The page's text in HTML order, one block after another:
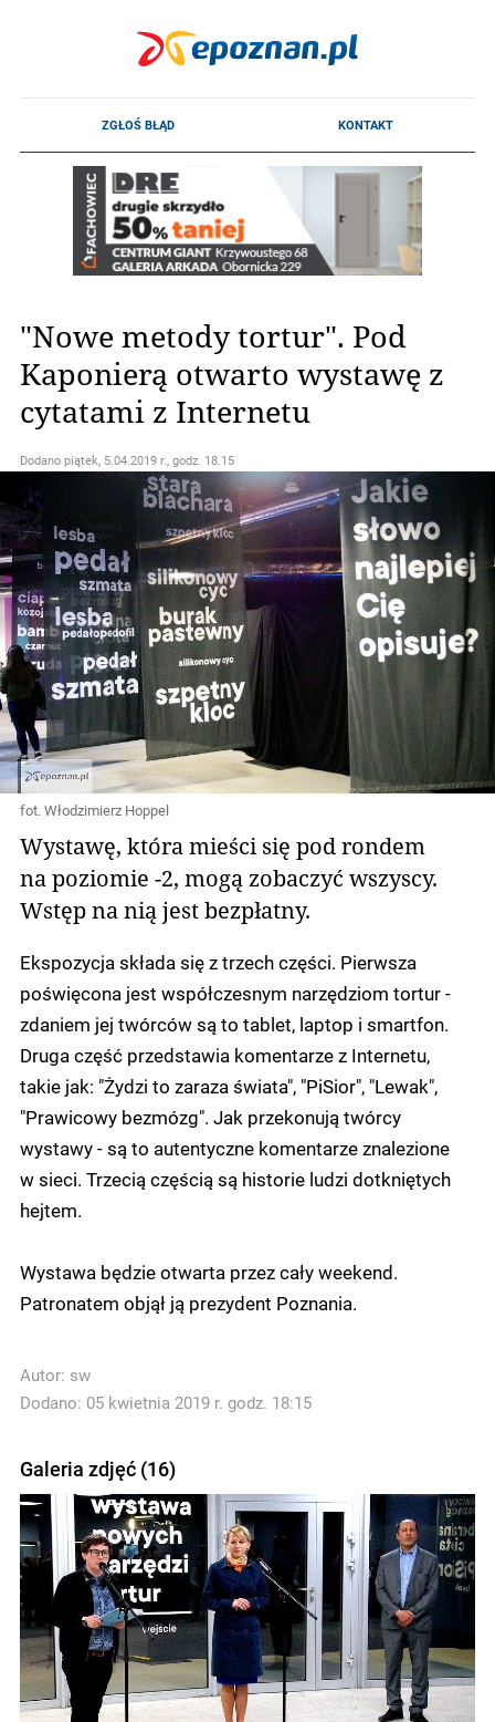
"Nowe metody tortur". Pod
Kaponierą otwarto wystawę z
cytatami z Internetu
Dodano piątek, 5.04.2019 r., godz. 18.15
fot. Włodzimierz Hoppel
Wystawę, która mieści się pod rondem
na poziomie -2, mogą zobaczyć wszyscy.
Wstęp na nią jest bezpłatny.
Ekspozycja składa się z trzech części. Pierwsza
poświęcona jest współczesnym narzędziom tortur -
zdaniem jej twórców są to tablet, laptop i smartfon.
Druga część przedstawia komentarze z Internetu,
takie jak: "Żydzi to zaraza świata", "PiSior", "Lewak",
"Prawicowy bezmózg". Jak przekonują twórcy
wystawy - są to autentyczne komentarze znalezione
w sieci. Trzecią częścią są historie ludzi dotkniętych
hejtem.
Wystawa będzie otwarta przez cały weekend.
Patronatem objął ją prezydent Poznania.
Autor: sw
Dodano: 05 kwietnia 2019 r. godz. 18:15
Galeria zdjęć (16)